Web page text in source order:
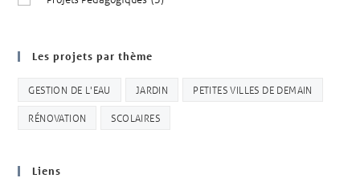
Les projets par thème
GESTION DE L'EAU JARDIN PETITES VILLES DE DEMAIN
RÉNOVATION SCOLAIRES
Liens